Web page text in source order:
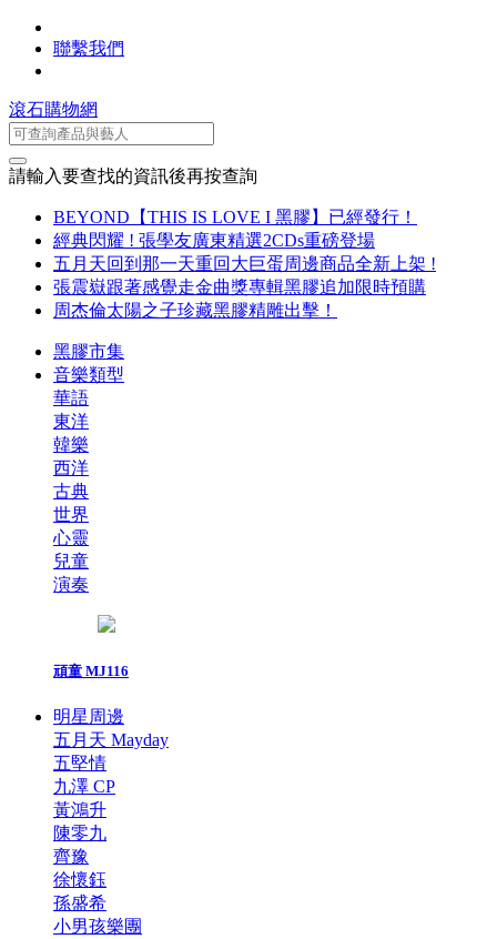
聯繫我們
滾石購物網
請輸入要查找的資訊後再按查詢
BEYOND【THIS IS LOVE I 黑膠】已經發行！
經典閃耀 ! 張學友廣東精選2CDs重磅登場
五月天回到那一天重回大巨蛋周邊商品全新上架 !
張震嶽跟著感覺走金曲獎專輯黑膠追加限時預購
周杰倫太陽之子珍藏黑膠精雕出擊！
黑膠市集
音樂類型
華語
東洋
韓樂
西洋
古典
世界
心靈
兒童
演奏
頑童 MJ116
明星周邊
五月天 Mayday
五堅情
九澤 CP
黃鴻升
陳零九
齊豫
徐懷鈺
孫盛希
小男孩樂團